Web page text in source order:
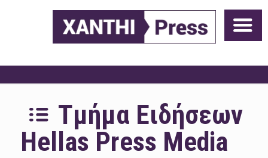
Τμήμα Ειδήσεων
Hellas Press Media